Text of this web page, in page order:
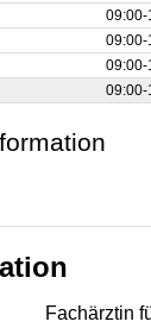
Fachärztin